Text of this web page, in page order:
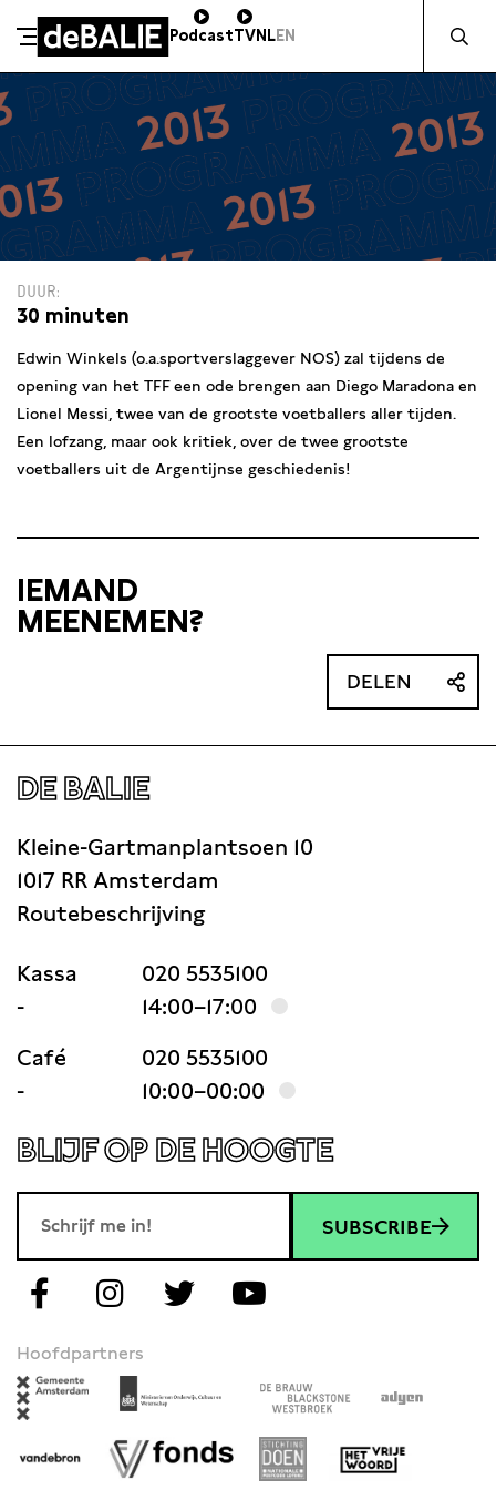
Meteen naar de content
De Balie
PodcastTVNLEN
DUUR
30 minuten
Edwin Winkels (o.a.sportverslaggever NOS) zal tijdens de
opening van het TFF een ode brengen aan Diego Maradona en
Lionel Messi, twee van de grootste voetballers aller tijden.
Een lofzang, maar ook kritiek, over de twee grootste
voetballers uit de Argentijnse geschiedenis!
IEMAND
MEENEMEN?
DELEN
DE BALIE
Kleine-Gartmanplantsoen 10
1017 RR Amsterdam
Routebeschrijving
Kassa
020 5535100
-
14:00–17:00
Café
020 5535100
-
10:00–00:00
BLIJF OP DE HOOGTE
SUBSCRIBE
Hoofdpartners